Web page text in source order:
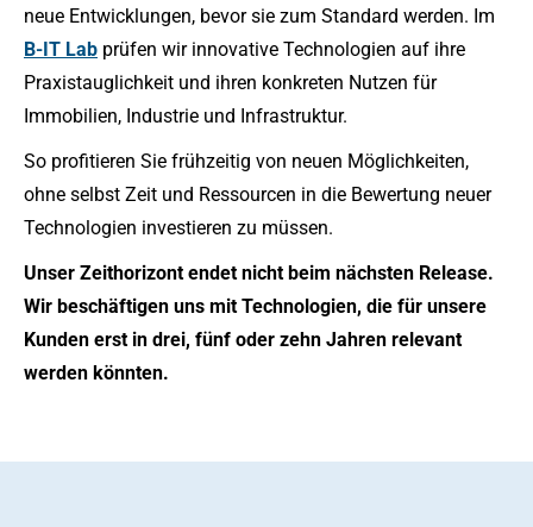
neue Entwicklungen, bevor sie zum Standard werden. Im
B-IT Lab prüfen wir innovative Technologien auf ihre
Praxistauglichkeit und ihren konkreten Nutzen für
Immobilien, Industrie und Infrastruktur.
So profitieren Sie frühzeitig von neuen Möglichkeiten,
ohne selbst Zeit und Ressourcen in die Bewertung neuer
Technologien investieren zu müssen.
Unser Zeithorizont endet nicht beim nächsten Release.
Wir beschäftigen uns mit Technologien, die für unsere
Kunden erst in drei, fünf oder zehn Jahren relevant
werden könnten.